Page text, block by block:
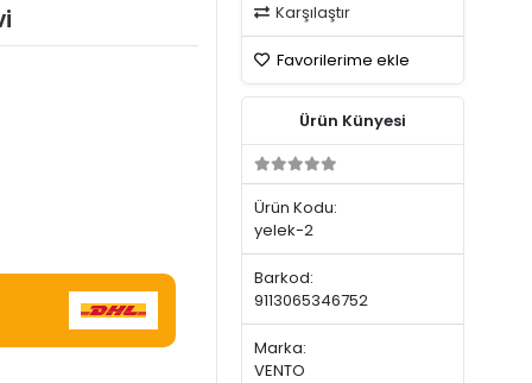
Karşılaştır
Favorilerime ekle
Ürün Künyesi
Ürün Kodu:
yelek-2
Barkod:
9113065346752
Marka:
VENTO